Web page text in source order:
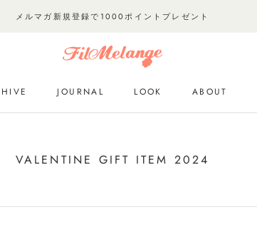
メルマガ新規登録で1000ポイントプレゼント
JOURNAL
LOOK
ABOUT
VALENTINE GIFT ITEM 2024